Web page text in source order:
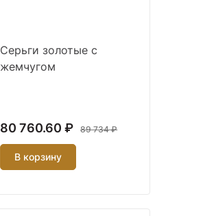
Серьги золотые с
жемчугом
80 760.60 ₽ 89 734 ₽
В корзину